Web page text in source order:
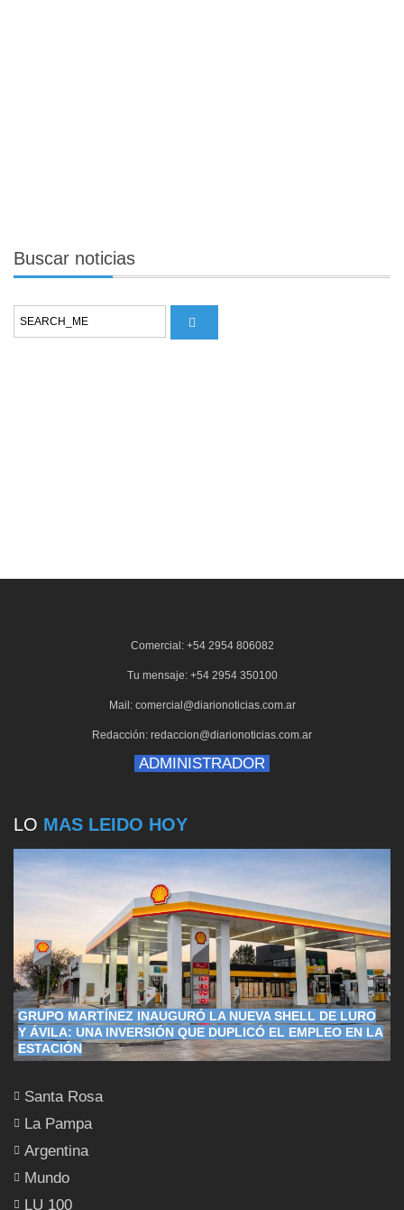
Buscar noticias
Comercial: +54 2954 806082
Tu mensaje: +54 2954 350100
Mail: comercial@diarionoticias.com.ar
Redacción: redaccion@diarionoticias.com.ar
ADMINISTRADOR
LO MAS LEIDO HOY
GRUPO MARTÍNEZ INAUGURÓ LA NUEVA SHELL DE LURO
Y ÁVILA: UNA INVERSIÓN QUE DUPLICÓ EL EMPLEO EN LA
ESTACIÓN
Santa Rosa
La Pampa
Argentina
Mundo
LU 100